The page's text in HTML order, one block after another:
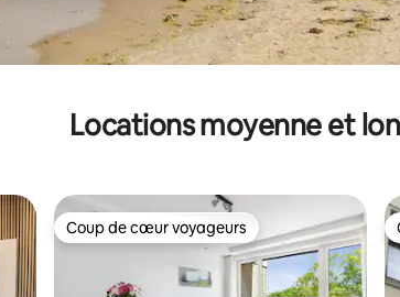
Locations moyenne et
Coup de cœur voyageurs
Coup de cœur voyageurs